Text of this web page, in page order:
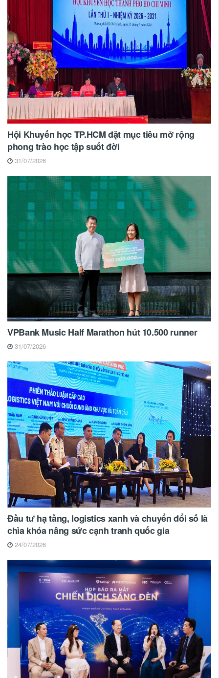
Hội Khuyến học TP.HCM đặt mục tiêu mở rộng
phong trào học tập suốt đời
31/07/2026
VPBank Music Half Marathon hút 10.500 runner
31/07/2026
Đầu tư hạ tầng, logistics xanh và chuyển đổi số là
chìa khóa nâng sức cạnh tranh quốc gia
24/07/2026